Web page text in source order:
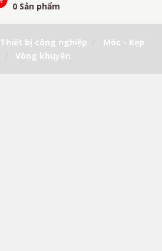
0 Sản phẩm
Thiết bị công nghiệp
Móc - Kẹp
Vòng khuyên